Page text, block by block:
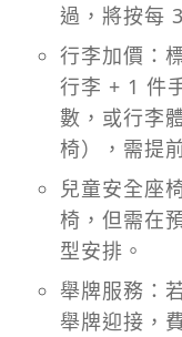
過，將按每
行李加價：
行李 + 1 件
數，或行李
椅），需提
兒童安全座
椅，但需在
型安排。
舉牌服務：
舉牌迎接，